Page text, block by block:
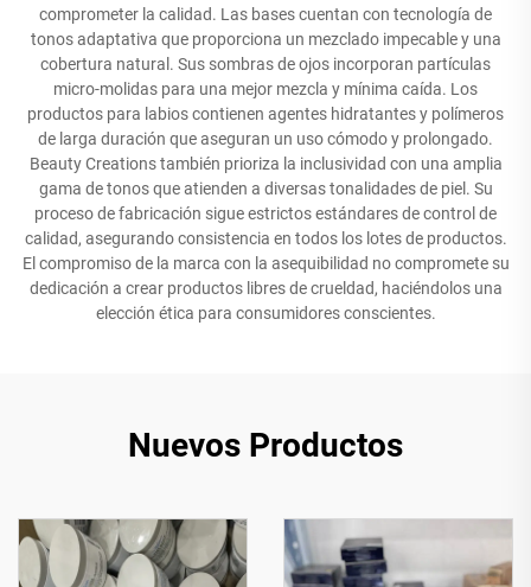
comprometer la calidad. Las bases cuentan con tecnología de
tonos adaptativa que proporciona un mezclado impecable y una
cobertura natural. Sus sombras de ojos incorporan partículas
micro-molidas para una mejor mezcla y mínima caída. Los
productos para labios contienen agentes hidratantes y polímeros
de larga duración que aseguran un uso cómodo y prolongado.
Beauty Creations también prioriza la inclusividad con una amplia
gama de tonos que atienden a diversas tonalidades de piel. Su
proceso de fabricación sigue estrictos estándares de control de
calidad, asegurando consistencia en todos los lotes de productos.
El compromiso de la marca con la asequibilidad no compromete su
dedicación a crear productos libres de crueldad, haciéndolos una
elección ética para consumidores conscientes.
Nuevos Productos